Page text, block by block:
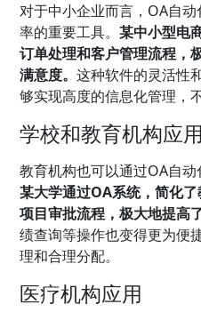
对于中小企业而言，OA自
率的重要工具。某中小型电
订单处理和客户管理流程，
满意度。这种软件的灵活性
够实现高度的信息化管理，
学校和教育机构应用
教育机构也可以通过OA自动
某大学通过OA系统，简化
项目审批流程，极大地提高
绩查询等操作也变得更为便
理和合理分配。
医疗机构应用